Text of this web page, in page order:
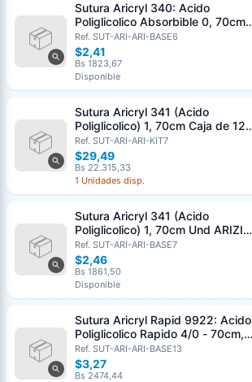
Sutura Aricryl 340: Acido
Poliglicolico Absorbible 0, 70cm
Und ARIZI Aguja de 1/2 Punta
Cónica 36mm
Ref. SUT-ARI-ARI-BASE6
$2,41
Bs 1823,67
Disponible
Sutura Aricryl 341 (Acido
Poliglicolico) 1, 70cm Caja de 12
Unds ARIZI Aguja de 1/2 Circulo
Punta Conica 36mm
Ref. SUT-ARI-ARI-KIT7
$29,49
Bs 22.315,33
1 Unidades disp.
Sutura Aricryl 341 (Acido
Poliglicolico) 1, 70cm Und ARIZI
Aguja de 1/2 Circulo Punta Conica
36mm
Ref. SUT-ARI-ARI-BASE7
$2,46
Bs 1861,50
Disponible
Sutura Aricryl Rapid 9922: Acido
Poliglicolico Rapido 4/0 - 70cm,
aguja de 3/8 Corte Inverso 19mm
Und ARIZI Absorbible
Ref. SUT-ARI-ARI-BASE13
$3,27
Bs 2474,44
Email (opcional)
Cancelar